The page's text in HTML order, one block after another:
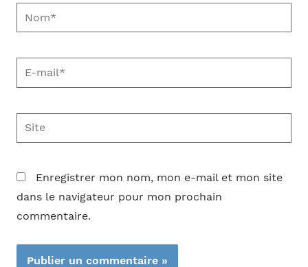
Nom*
E-
mail*
Site
Enregistrer mon nom, mon e-mail et mon site
dans le navigateur pour mon prochain
commentaire.